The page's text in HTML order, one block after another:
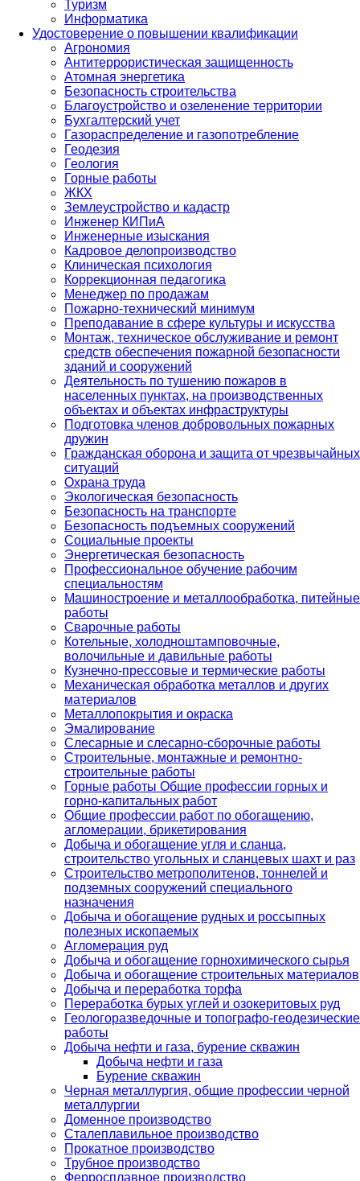
Туризм
Информатика
Удостоверение о повышении квалификации
Агрономия
Антитеррористическая защищенность
Атомная энергетика
Безопасность строительства
Благоустройство и озеленение территории
Бухгалтерский учет
Газораспределение и газопотребление
Геодезия
Геология
Горные работы
ЖКХ
Землеустройство и кадастр
Инженер КИПиА
Инженерные изыскания
Кадровое делопроизводство
Клиническая психология
Коррекционная педагогика
Менеджер по продажам
Пожарно-технический минимум
Преподавание в сфере культуры и искусства
Монтаж, техническое обслуживание и ремонт
средств обеспечения пожарной безопасности
зданий и сооружений
Деятельность по тушению пожаров в
населенных пунктах, на производственных
объектах и объектах инфраструктуры
Подготовка членов добровольных пожарных
дружин
Гражданская оборона и защита от чрезвычайных
ситуаций
Охрана труда
Экологическая безопасность
Безопасность на транспорте
Безопасность подъемных сооружений
Социальные проекты
Энергетическая безопасность
Профессиональное обучение рабочим
специальностям
Машиностроение и металлообработка, питейные
работы
Сварочные работы
Котельные, холодноштамповочные,
волочильные и давильные работы
Кузнечно-прессовые и термические работы
Механическая обработка металлов и других
материалов
Металлопокрытия и окраска
Эмалирование
Слесарные и слесарно-сборочные работы
Строительные, монтажные и ремонтно-
строительные работы
Горные работы Общие профессии горных и
горно-капитальных работ
Общие профессии работ по обогащению,
агломерации, брикетирования
Добыча и обогащение угля и сланца,
строительство угольных и сланцевых шахт и раз
Строительство метрополитенов, тоннелей и
подземных сооружений специального
назначения
Добыча и обогащение рудных и россыпных
полезных ископаемых
Агломерация руд
Добыча и обогащение горнохимического сырья
Добыча и обогащение строительных материалов
Добыча и переработка торфа
Переработка бурых углей и озокеритовых руд
Геологоразведочные и топографо-геодезические
работы
Добыча нефти и газа, бурение скважин
Добыча нефти и газа
Бурение скважин
Черная металлургия, общие профессии черной
металлургии
Доменное производство
Сталеплавильное производство
Прокатное производство
Трубное производство
Ферросплавное производство